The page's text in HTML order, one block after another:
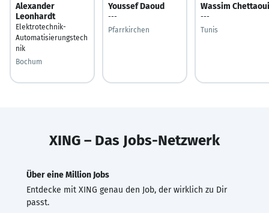
Alexander
Leonhardt
Elektrotechnik-
Automatisierungstech
nik
Bochum
Youssef Daoud
---
Pfarrkirchen
Wassim Chettaoui
---
Tunis
XING – Das Jobs-Netzwerk
Über eine Million Jobs
Entdecke mit XING genau den Job, der wirklich zu Dir
passt.